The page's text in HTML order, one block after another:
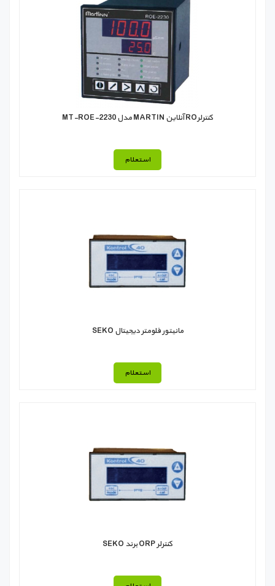
كنترلرRO آنلاين MARTIN مدل MT-ROE-2230
استعلام
مانیتور فلومتر دیجیتال SEKO
استعلام
کنترلر ORP برند SEKO